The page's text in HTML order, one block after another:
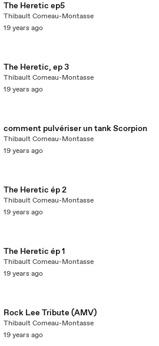
The Heretic ep5
Thibault Comeau-Montasse
19 years ago
The Heretic, ep 3
Thibault Comeau-Montasse
19 years ago
comment pulvériser un tank Scorpion
Thibault Comeau-Montasse
19 years ago
The Heretic ép 2
Thibault Comeau-Montasse
19 years ago
The Heretic ép 1
Thibault Comeau-Montasse
19 years ago
Rock Lee Tribute (AMV)
Thibault Comeau-Montasse
19 years ago